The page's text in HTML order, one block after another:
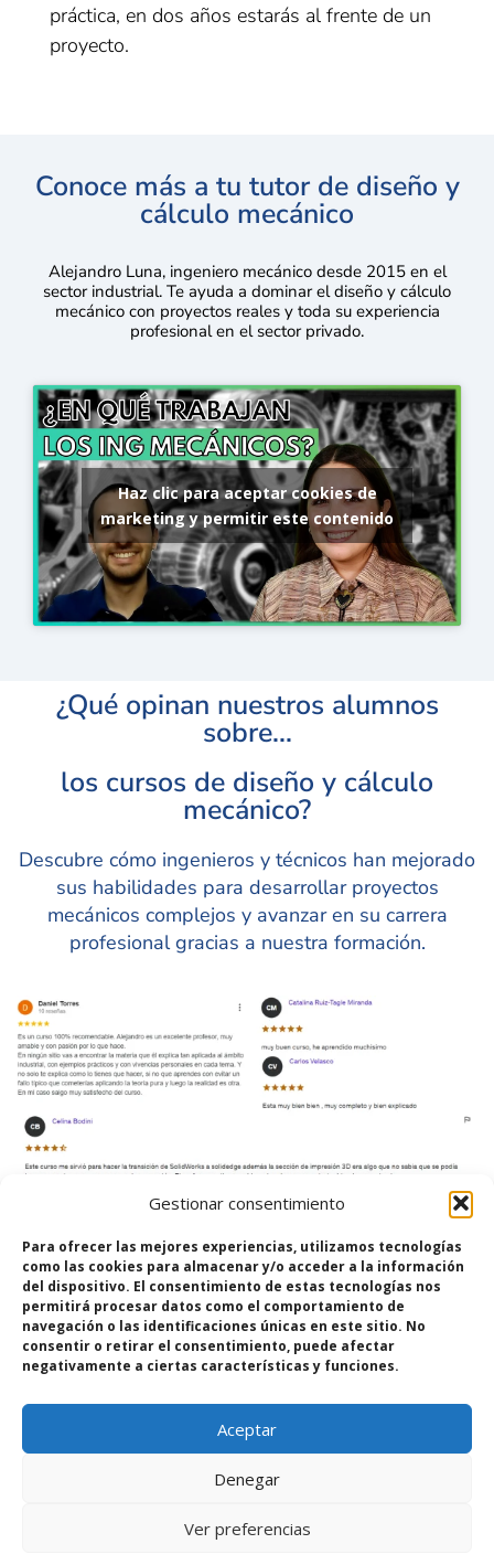
Gestionar consentimiento
Para ofrecer las mejores experiencias, utilizamos tecnologías
como las cookies para almacenar y/o acceder a la información
del dispositivo. El consentimiento de estas tecnologías nos
permitirá procesar datos como el comportamiento de
navegación o las identificaciones únicas en este sitio. No
consentir o retirar el consentimiento, puede afectar
negativamente a ciertas características y funciones.
Aceptar
Denegar
Ver preferencias
práctica, en dos años estarás al frente de un
proyecto.
Conoce más a tu tutor de diseño y
cálculo mecánico
Alejandro Luna, ingeniero mecánico desde 2015 en el
sector industrial. Te ayuda a dominar el diseño y cálculo
mecánico con proyectos reales y toda su experiencia
profesional en el sector privado.
Haz clic para aceptar cookies de
marketing y permitir este contenido
¿Qué opinan nuestros alumnos
sobre...
los cursos de diseño y cálculo
mecánico?
Descubre cómo ingenieros y técnicos han mejorado
sus habilidades para desarrollar proyectos
mecánicos complejos y avanzar en su carrera
profesional gracias a nuestra formación.
¡Hola! ☝
https://proyectomecanico.es/